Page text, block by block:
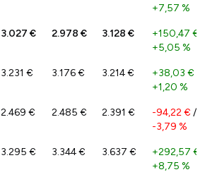
+7,57 %
3.027 € 2.978 € 3.128 € +150,47 €
+5,05 %
3.231 € 3.176 € 3.214 € +38,03 €
+1,20 %
2.469 € 2.485 € 2.391 € -94,22 € /
-3,79 %
3.295 € 3.344 € 3.637 € +292,57 €
+8,75 %